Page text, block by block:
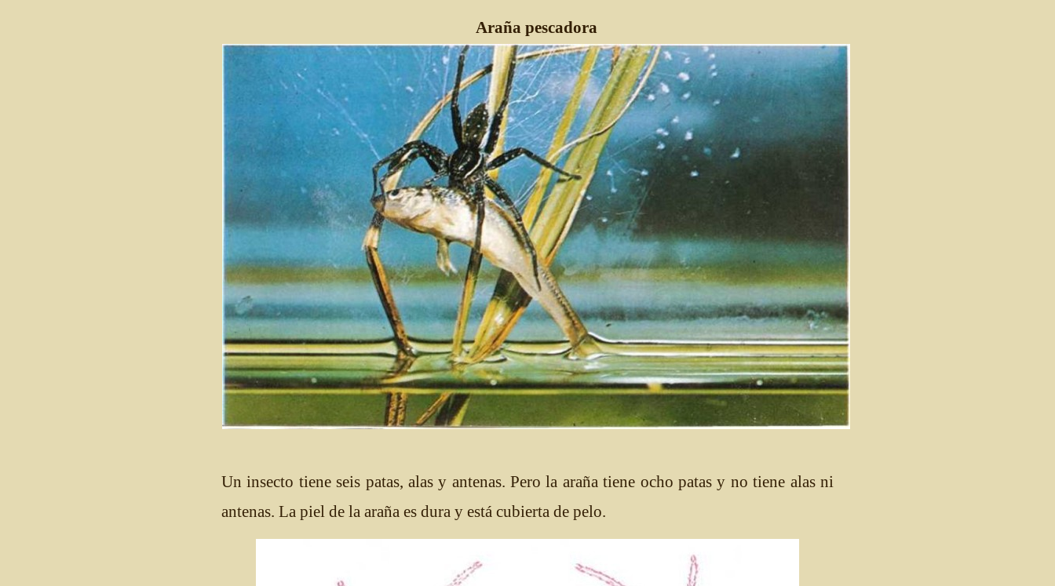
Araña pescadora
Un insecto tiene seis patas, alas y antenas. Pero la araña tiene ocho patas y no tiene alas ni
antenas. La piel de la araña es dura y está cubierta de pelo.